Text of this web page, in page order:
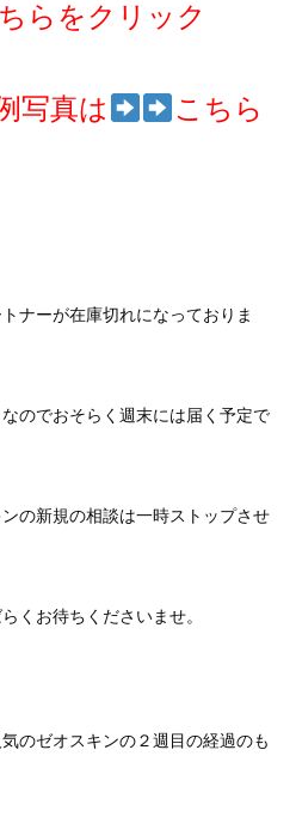
らをクリック
写真は こちら
ナーが在庫切れになっておりま
のでおそらく週末には届く予定で
の新規の相談は一時ストップさせ
くお待ちくださいませ。
のゼオスキンの２週目の経過のも